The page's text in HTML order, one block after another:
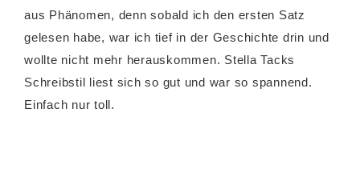
aus Phänomen, denn sobald ich den ersten Satz
gelesen habe, war ich tief in der Geschichte drin und
wollte nicht mehr herauskommen. Stella Tacks
Schreibstil liest sich so gut und war so spannend.
Einfach nur toll.